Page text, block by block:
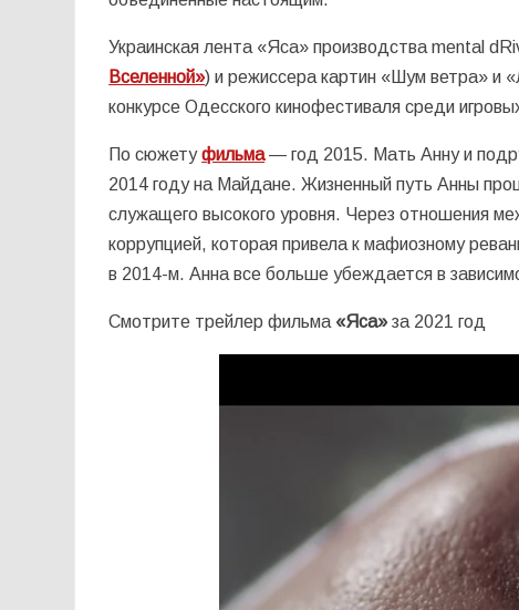
Украинская лента «Яса» производства mental
Вселенной») и режиссера картин «Шум ветра»
конкурсе Одесского кинофестиваля среди
По сюжетуфильма— год 2015. Мать Анну и
2014 году на Майдане. Жизненный путь Анны
служащего высокого уровня. Через отношения
коррупцией, которая привела к мафиозному
в 2014-м. Анна все больше убеждается в
Смотрите трейлер фильма «Яса» за 2021 год